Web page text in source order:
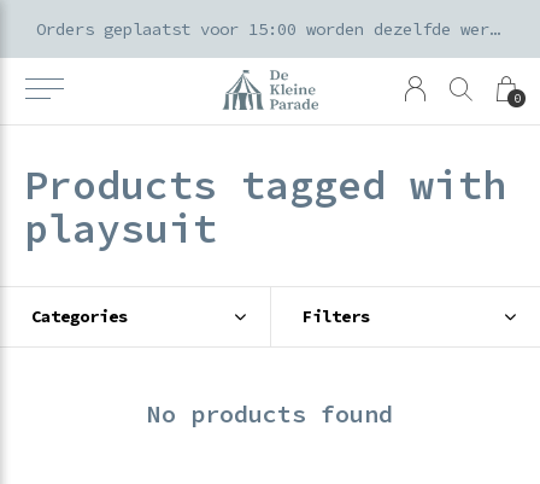
0
Orders geplaatst voor 15:00 worden dezelfde werkdag verzonden
Products tagged with
playsuit
Categories Filters
No products found